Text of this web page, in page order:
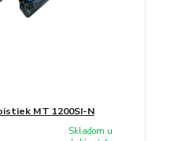
MT 1200SI-N
Skladom u